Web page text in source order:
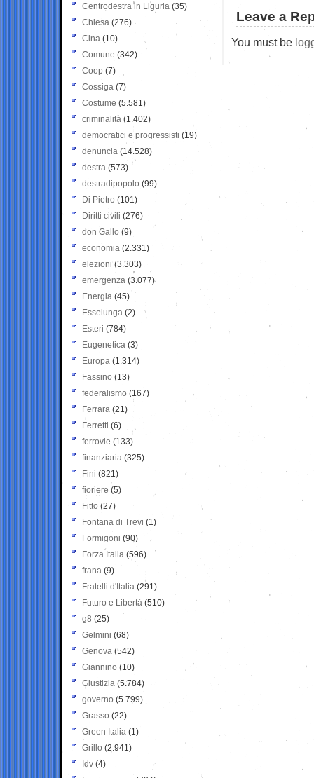
Leave a
You must be
Centrodestra in Liguria (35)
Chiesa (276)
Cina (10)
Comune (342)
Coop (7)
Cossiga (7)
Costume (5.581)
criminalità (1.402)
democratici e progressisti (19)
denuncia (14.528)
destra (573)
destradipopolo (99)
Di Pietro (101)
Diritti civili (276)
don Gallo (9)
economia (2.331)
elezioni (3.303)
emergenza (3.077)
Energia (45)
Esselunga (2)
Esteri (784)
Eugenetica (3)
Europa (1.314)
Fassino (13)
federalismo (167)
Ferrara (21)
Ferretti (6)
ferrovie (133)
finanziaria (325)
Fini (821)
fioriere (5)
Fitto (27)
Fontana di Trevi (1)
Formigoni (90)
Forza Italia (596)
frana (9)
Fratelli d'Italia (291)
Futuro e Libertà (510)
g8 (25)
Gelmini (68)
Genova (542)
Giannino (10)
Giustizia (5.784)
governo (5.799)
Grasso (22)
Green Italia (1)
Grillo (2.941)
Idv (4)